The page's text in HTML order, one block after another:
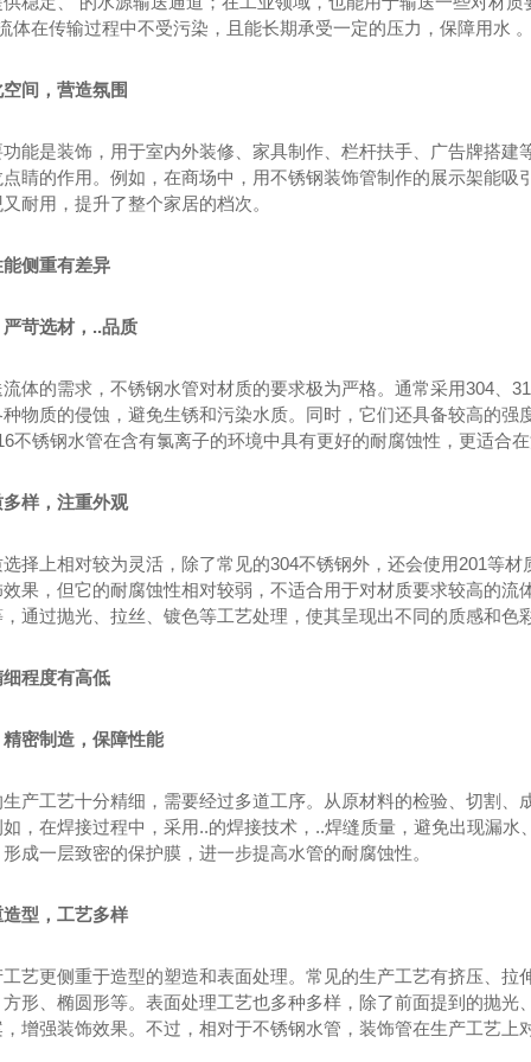
体在传输过程中不受污染，且能长期承受一定的压力，保障用水
间，营造氛围
能是装饰，用于室内外装修、家具制作、栏杆扶手、广告牌搭
睛的作用。例如，在商场中，用不锈钢装饰管制作的展示架能
耐用，提升了整个家居的档次。
侧重有差异
苛选材，..品质
体的需求，不锈钢水管对材质的要求极为严格。通常采用304、
物质的侵蚀，避免生锈和污染水质。同时，它们还具备较高的
不锈钢水管在含有氯离子的环境中具有更好的耐腐蚀性，更适合
样，注重外观
择上相对较为灵活，除了常见的304不锈钢外，还会使用201等
果，但它的耐腐蚀性相对较弱，不适合用于对材质要求较高的
通过抛光、拉丝、镀色等工艺处理，使其呈现出不同的质感和色
程度有高低
密制造，保障性能
产工艺十分精细，需要经过多道工序。从原材料的检验、切割
，在焊接过程中，采用..的焊接技术，..焊缝质量，避免出现漏
成一层致密的保护膜，进一步提高水管的耐腐蚀性。
型，工艺多样
艺更侧重于造型的塑造和表面处理。常见的生产工艺有挤压、
形、椭圆形等。表面处理工艺也多种多样，除了前面提到的抛
增强装饰效果。不过，相对于不锈钢水管，装饰管在生产工艺上